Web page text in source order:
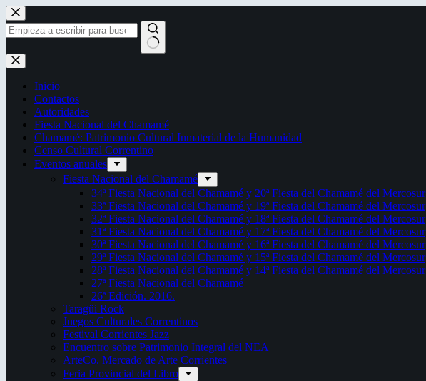
Saltar
al
contenido
Sin
resultados
Inicio
Contactos
Autoridades
Fiesta Nacional del Chamamé
Chamamé: Patrimonio Cultural Inmaterial de la Humanidad
Censo Cultural Correntino
Eventos anuales
Fiesta Nacional del Chamamé
34ª Fiesta Nacional del Chamamé y 20ª Fiesta del Chamamé del Mercosur
33ª Fiesta Nacional del Chamamé y 19ª Fiesta del Chamamé del Mercosur
32ª Fiesta Nacional del Chamamé y 18ª Fiesta del Chamamé del Mercosur
31ª Fiesta Nacional del Chamamé y 17ª Fiesta del Chamamé del Mercosur
30ª Fiesta Nacional del Chamamé y 16ª Fiesta del Chamamé del Mercosur
29ª Fiesta Nacional del Chamamé y 15ª Fiesta del Chamamé del Mercosur
28ª Fiesta Nacional del Chamamé y 14ª Fiesta del Chamamé del Mercosur
27ª Fiesta Nacional del Chamamé
26ª Edición. 2016.
Taragüi Rock
Juegos Culturales Correntinos
Festival Corrientes Jazz
Encuentro sobre Patrimonio Integral del NEA
ArteCo. Mercado de Arte Corrientes
Feria Provincial del Libro